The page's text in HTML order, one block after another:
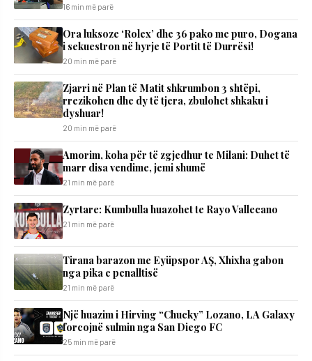
16 min më parë
Ora luksoze ‘Rolex’ dhe 36 pako me puro, Dogana
i sekuestron në hyrje të Portit të Durrësi!
20 min më parë
Zjarri në Plan të Matit shkrumbon 3 shtëpi,
rrezikohen dhe dy të tjera, zbulohet shkaku i
dyshuar!
20 min më parë
Amorim, koha për të zgjedhur te Milani: Duhet të
marr disa vendime, jemi shumë
21 min më parë
Zyrtare: Kumbulla huazohet te Rayo Vallecano
21 min më parë
Tirana barazon me Eyüpspor AȘ, Xhixha gabon
nga pika e penalltisë
21 min më parë
Një huazim i Hirving “Chucky” Lozano, LA Galaxy
forcojnë sulmin nga San Diego FC
25 min më parë